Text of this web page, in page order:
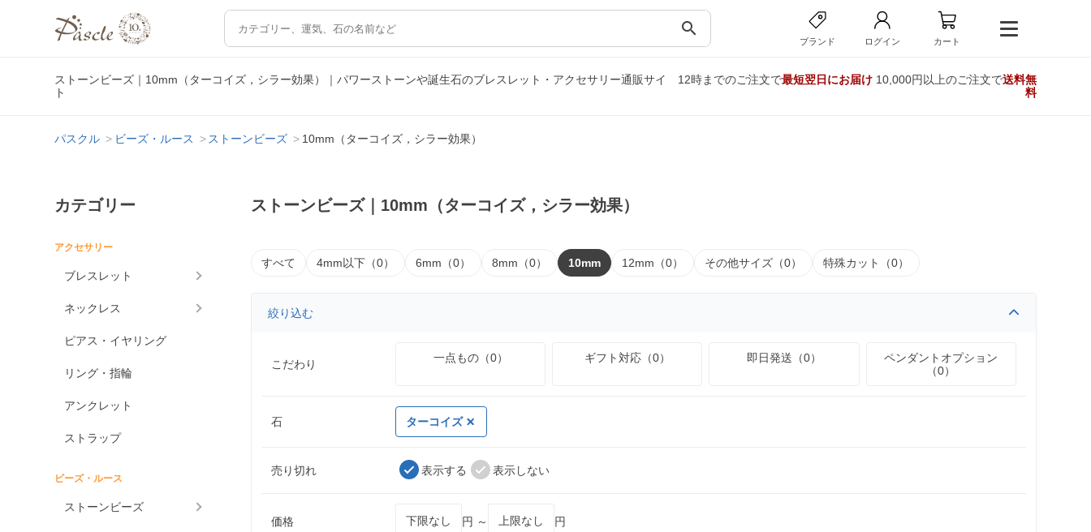
search
ブランド ログイン カート
ストーンビーズ｜10mm（ターコイズ，シラー効果）｜パワーストーンや誕生石のブレスレット・アクセサリー通販サイ
ト
12時までのご注文で最短翌日にお届け10,000円以上のご注文で送料無
料
パスクル ビーズ・ルース ストーンビーズ 10mm（ターコイズ，シラー効果）
カテゴリー
アクセサリー
ブレスレット
ネックレス
ピアス・イヤリング
リング・指輪
アンクレット
ストラップ
ビーズ・ルース
ストーンビーズ
ストーンビーズ｜10mm（ターコイズ，シラー効果）
すべて 4mm以下（0） 6mm（0） 8mm（0） 10mm 12mm（0） その他サイズ（0） 特殊カット（0）
絞り込む
こだわり 一点もの（0） ギフト対応（0） 即日発送（0）
ペンダントオプション
（0）
石 ターコイズ
売り切れ 表示する 表示しない
価格 円 ～ 円